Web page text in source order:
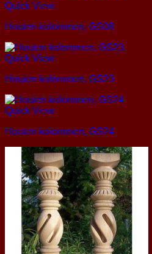
Quick View
Houten kolommen, GS08
Quick View
Houten kolommen, GS23
Quick View
Houten kolommen, GS24